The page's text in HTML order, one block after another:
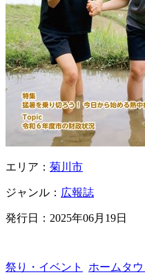
エリア： 菊川市
ジャンル： 広報誌
発行日： 2025年06月19日
祭り・イベント ホームタ